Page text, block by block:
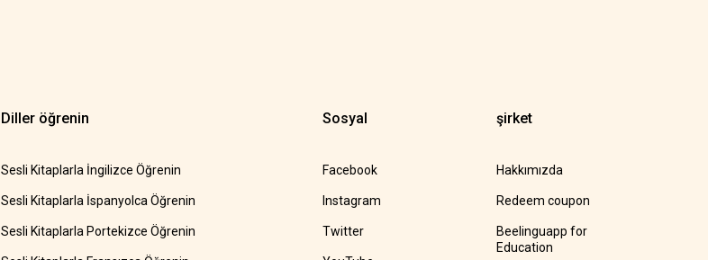
Diller öğrenin
Sesli Kitaplarla İngilizce Öğrenin
Sesli Kitaplarla İspanyolca Öğrenin
Sesli Kitaplarla Portekizce Öğrenin
Sosyal
Facebook
Instagram
Twitter
şirket
Hakkımızda
Redeem coupon
Beelinguapp for
Education